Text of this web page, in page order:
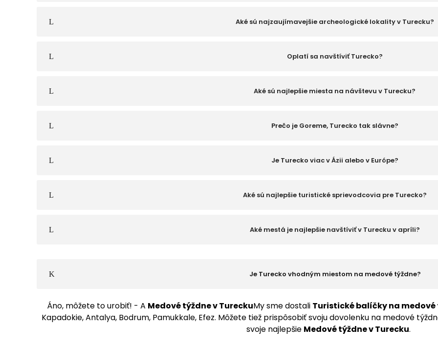
Aké sú najzaujímavejšie archeologické lokality v Turecku?
Oplatí sa navštíviť Turecko?
Aké sú najlepšie miesta na návštevu v Turecku?
Prečo je Goreme, Turecko tak slávne?
Je Turecko viac v Ázii alebo v Európe?
Aké sú najlepšie turistické sprievodcovia pre Turecko?
Aké mestá je najlepšie navštíviť v Turecku v apríli?
Je Turecko vhodným miestom na medové týždne?
Áno, môžete to urobiť! - A Medové týždne v TureckuMy sme dostali Turistické balíčky na medové
Kapadokie, Antalya, Bodrum, Pamukkale, Efez. Môžete tiež prispôsobiť svoju dovolenku na medové
svoje najlepšie Medové týždne v Turecku.